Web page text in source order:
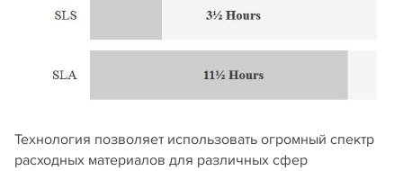
Технология позволяет использовать огромный спектр
расходных материалов для различных сфер